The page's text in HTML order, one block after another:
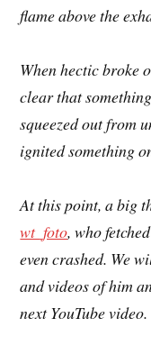
flame above the
When hectic broke
clear that
squeezed out from
ignited something
At this point, a big
wt_foto, who
even crashed. We
and videos of him
next YouTube video.